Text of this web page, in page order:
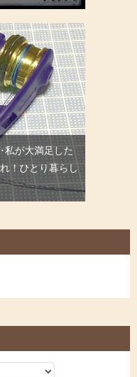
私が大満足した
！ひとり暮らし